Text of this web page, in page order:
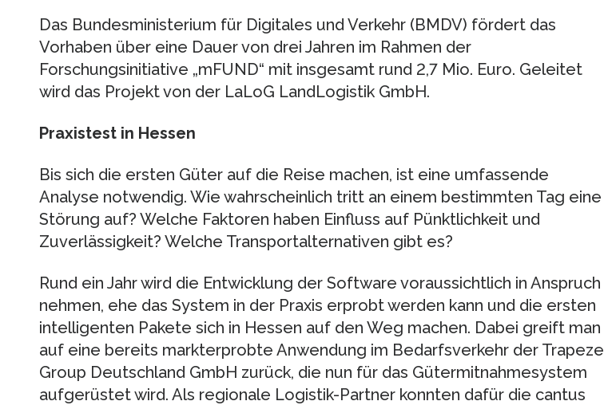
Das Bundesministerium für Digitales und Verkehr (BMDV) fördert das
Vorhaben über eine Dauer von drei Jahren im Rahmen der
Forschungsinitiative „mFUND“ mit insgesamt rund 2,7 Mio. Euro. Geleitet
wird das Projekt von der LaLoG LandLogistik GmbH.
Praxistest in Hessen
Bis sich die ersten Güter auf die Reise machen, ist eine umfassende
Analyse notwendig. Wie wahrscheinlich tritt an einem bestimmten Tag eine
Störung auf? Welche Faktoren haben Einfluss auf Pünktlichkeit und
Zuverlässigkeit? Welche Transportalternativen gibt es?
Rund ein Jahr wird die Entwicklung der Software voraussichtlich in Anspruch
nehmen, ehe das System in der Praxis erprobt werden kann und die ersten
intelligenten Pakete sich in Hessen auf den Weg machen. Dabei greift man
auf eine bereits markterprobte Anwendung im Bedarfsverkehr der Trapeze
Group Deutschland GmbH zurück, die nun für das Gütermitnahmesystem
aufgerüstet wird. Als regionale Logistik-Partner konnten dafür die cantus